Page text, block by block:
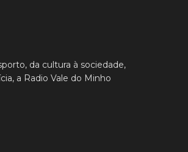
da cultura à sociedade,
a Radio Vale do Minho